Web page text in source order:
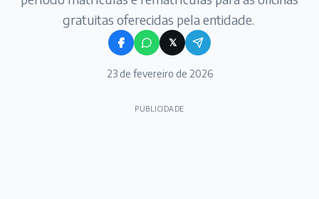
gratuitas oferecidas pela entidade.
𝕏
23 de fevereiro de 2026
PUBLICIDADE